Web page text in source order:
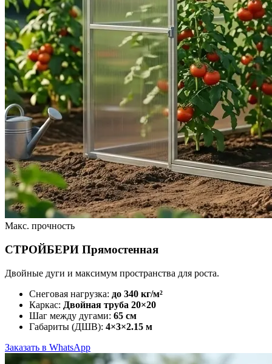
Макс. прочность
СТРОЙБЕРИ Прямостенная
Двойные дуги и максимум пространства для роста.
Снеговая нагрузка: до 340 кг/м²
Каркас: Двойная труба 20×20
Шаг между дугами: 65 см
Габариты (ДШВ): 4×3×2.15 м
Заказать в WhatsApp